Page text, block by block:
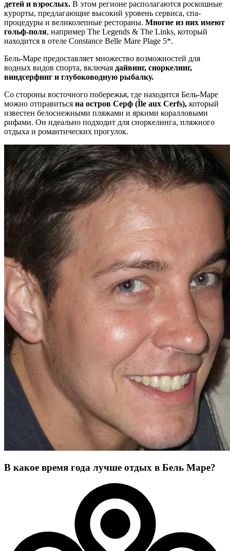
детей и взрослых. В этом регионе располагаются роскошные
курорты, предлагающие высокий уровень сервиса, спа-
процедуры и великолепные рестораны. Многие из них имеют
гольф-поля, например The Legends & The Links, который
находится в отеле Constance Belle Mare Plage 5*.
Бель-Маре предоставляет множество возможностей для
водных видов спорта, включая дайвинг, сноркелинг,
виндсерфинг и глубоководную рыбалку.
Со стороны восточного побережья, где находится Бель-Маре
можно отправиться на остров Серф (Île aux Cerfs), который
известен белоснежными пляжами и яркими коралловыми
рифами. Он идеально подходит для сноркелинга, пляжного
отдыха и романтических прогулок.
В какое время года лучше отдых в Бель Маре?